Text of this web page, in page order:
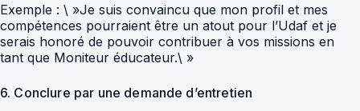
Exemple : \ »Je suis convaincu que mon profil et mes
compétences pourraient être un atout pour l’Udaf et je
serais honoré de pouvoir contribuer à vos missions en
tant que Moniteur éducateur.\ »
6. Conclure par une demande d’entretien